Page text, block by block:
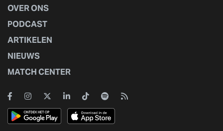
OVER ONS
PODCAST
ARTIKELEN
NIEUWS
MATCH CENTER